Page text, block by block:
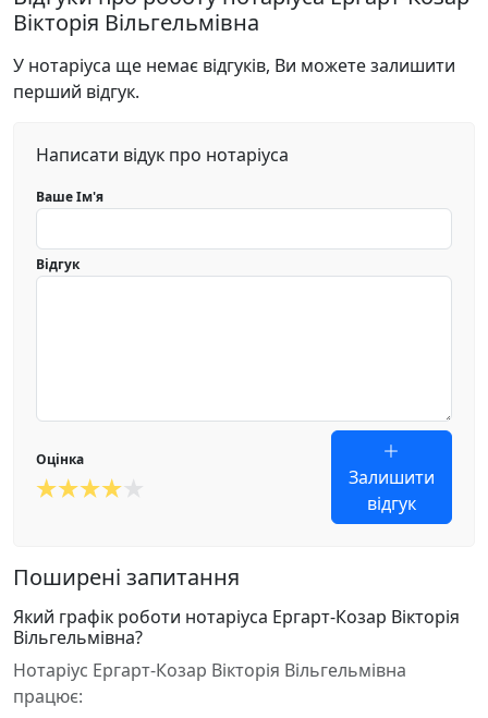
Вікторія Вільгельмівна
У нотаріуса ще немає відгуків, Ви можете залишити
перший відгук.
Написати відук про нотаріуса
Ваше Ім'я
Відгук
Оцінка
Залишити
відгук
Поширені запитання
Який графік роботи нотаріуса Ергарт-Козар Вікторія
Вільгельмівна?
Нотаріус Ергарт-Козар Вікторія Вільгельмівна
працює: